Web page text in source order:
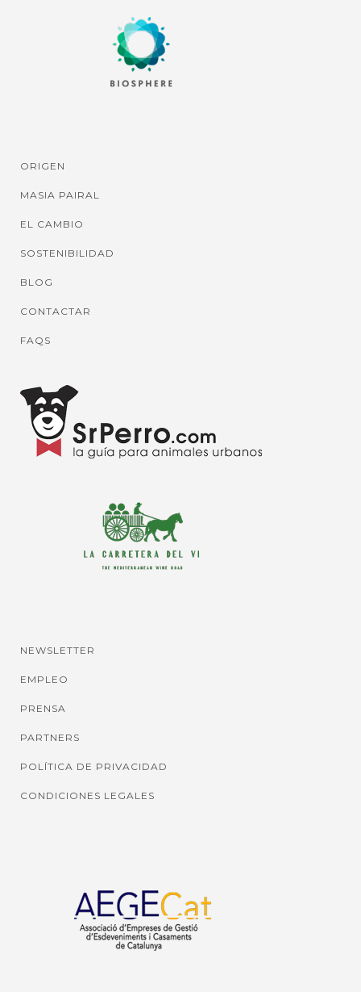
ORIGEN
MASIA PAIRAL
EL CAMBIO
SOSTENIBILIDAD
BLOG
CONTACTAR
FAQS
NEWSLETTER
EMPLEO
PRENSA
PARTNERS
POLÍTICA DE PRIVACIDAD
CONDICIONES LEGALES